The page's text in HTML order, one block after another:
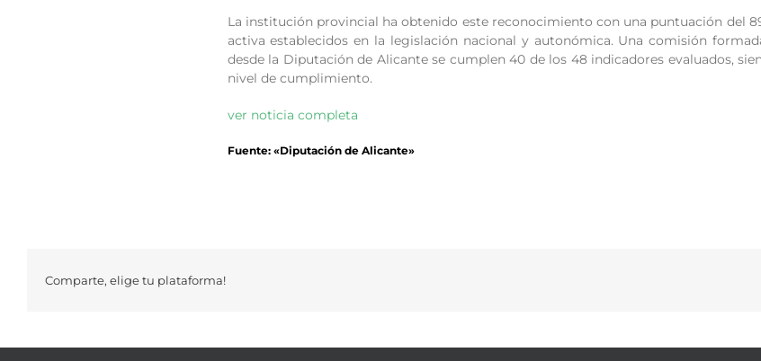
La institución provincial ha obtenido este reconocimiento con una puntuación del
activa establecidos en la legislación nacional y autonómica. Una comisión
desde la Diputación de Alicante se cumplen 40 de los 48 indicadores evaluados,
nivel de cumplimiento.
ver noticia completa
Fuente: «Diputación de Alicante»
Comparte, elige tu plataforma!